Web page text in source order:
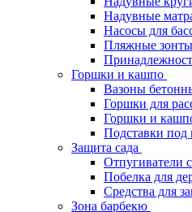
Надувные
Насосы для
Пляжные зонты
Горшки и кашпо
Вазоны
Горшки для
Горшки и
Подставки под
Защита сада
Отпугиватели
Побелка для
Средства для
Зона барбекю